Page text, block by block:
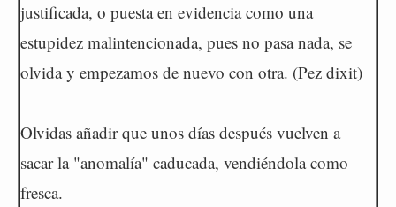
justificada, o puesta en evidencia como una
estupidez malintencionada, pues no pasa nada, se
olvida y empezamos de nuevo con otra. (Pez dixit)
Olvidas añadir que unos días después vuelven a
sacar la "anomalía" caducada, vendiéndola como
fresca.